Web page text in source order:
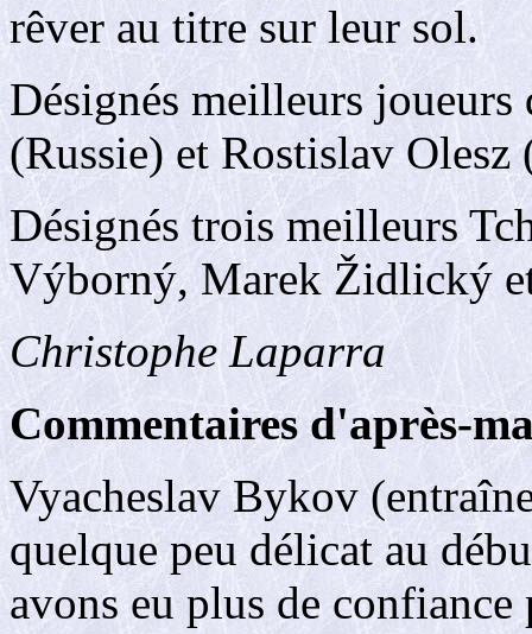
rêver au titre sur leur sol.
Désignés meilleurs
(Russie) et Rostislav Olesz
Désignés trois meilleurs
Výborný, Marek Židlický
Christophe Laparra
Commentaires d'après-
Vyacheslav Bykov
quelque peu délicat au
avons eu plus de